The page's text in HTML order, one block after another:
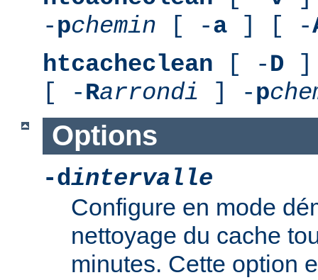
-pchemin [ -a ] [ -
htcacheclean [ -D ]
[ -Rarrondi ] -p
Options
-dintervalle
Configure en mode
nettoyage du cache
minutes. Cette option